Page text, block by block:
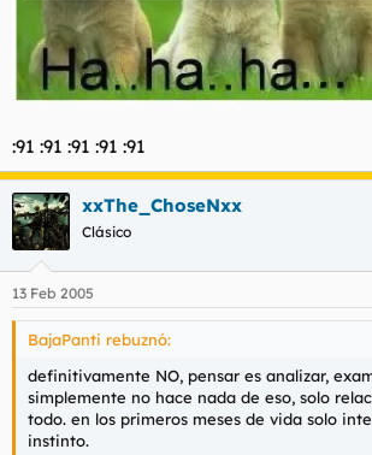
:91 :91 :91 :91 :91
xxThe_ChoseNxx
Clásico
13 Feb 2005
BajaPanti rebuznó:
definitivamente NO, pensar es analizar,
simplemente no hace nada de eso, solo
todo. en los primeros meses de vida solo
instinto.